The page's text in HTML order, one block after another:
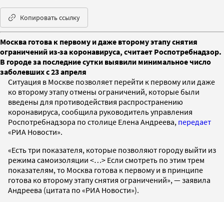
Копировать ссылку
Москва готова к первому и даже второму этапу снятия
ограничений из-за коронавируса, считает Роспотребнадзор.
В городе за последние сутки выявили минимальное число
заболевших с 23 апреля
Ситуация в Москве позволяет перейти к первому или даже
ко второму этапу отмены ограничений, которые были
введены для противодействия распространению
коронавируса, сообщила руководитель управления
Роспотребнадзора по столице Елена Андреева, передает
«РИА Новости».
«Есть три показателя, которые позволяют городу выйти из
режима самоизоляции <…> Если смотреть по этим трем
показателям, то Москва готова к первому и в принципе
готова ко второму этапу снятия ограничений», — заявила
Андреева (цитата по «РИА Новости»).